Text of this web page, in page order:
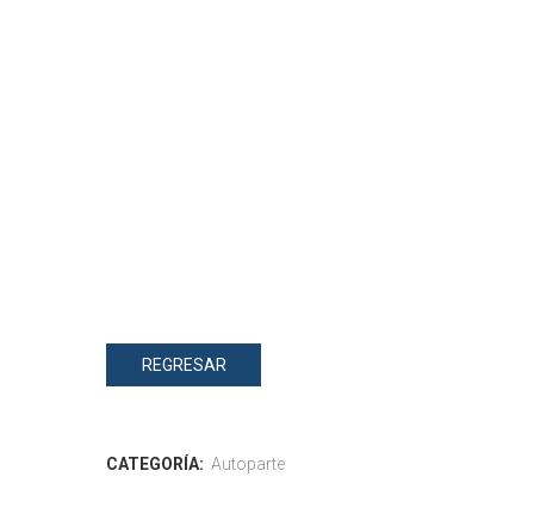
REGRESAR
CATEGORÍA: Autoparte